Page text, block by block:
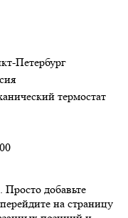
Петербург
термостат
Просто добавьте
на страницу